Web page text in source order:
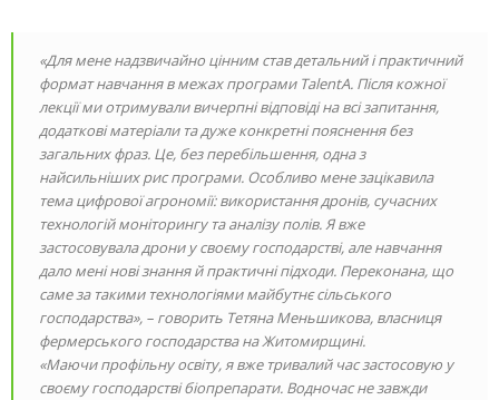
«Для мене надзвичайно цінним став детальний і практичний
формат навчання в межах програми TalentA. Після кожної
лекції ми отримували вичерпні відповіді на всі запитання,
додаткові матеріали та дуже конкретні пояснення без
загальних фраз. Це, без перебільшення, одна з
найсильніших рис програми. Особливо мене зацікавила
тема цифрової агрономії: використання дронів, сучасних
технологій моніторингу та аналізу полів. Я вже
застосовувала дрони у своєму господарстві, але навчання
дало мені нові знання й практичні підходи. Переконана, що
саме за такими технологіями майбутнє сільського
господарства», – говорить Тетяна Меньшикова, власниця
фермерського господарства на Житомирщині.
«Маючи профільну освіту, я вже тривалий час застосовую у
своєму господарстві біопрепарати. Водночас не завжди